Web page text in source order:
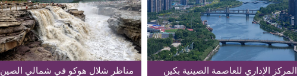
المركز الإداري للعاصمة الصينية بكين مناظر شلال هوكو في شمالي الصين